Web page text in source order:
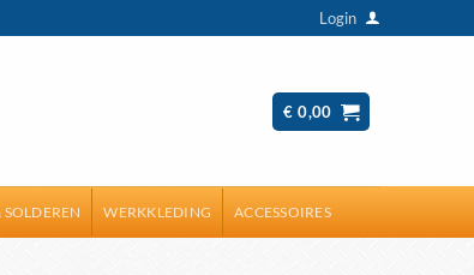
Login
€ 0,00
WERKKLEDING ACCESSOIRES